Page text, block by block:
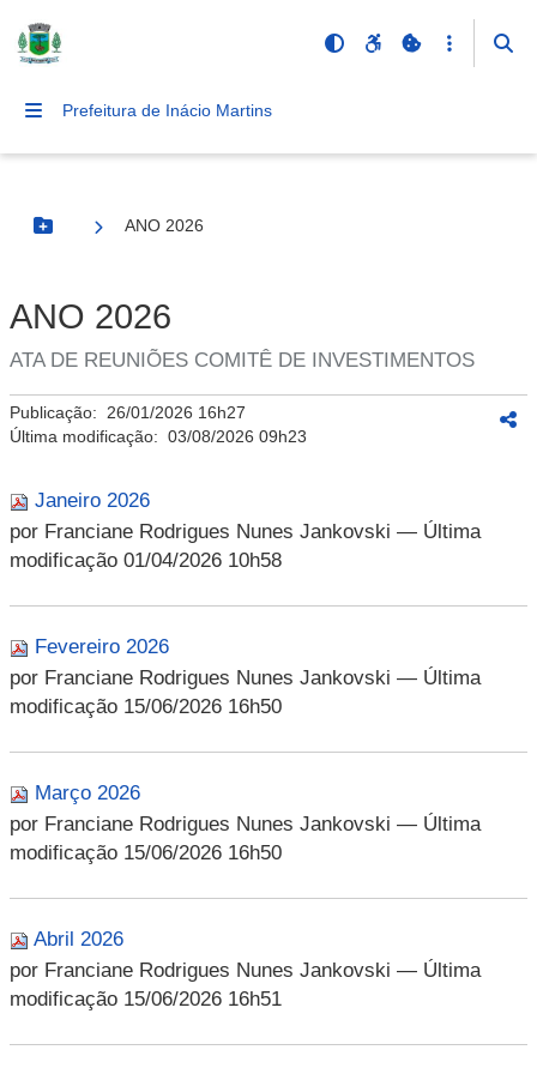
Prefeitura de Inácio Martins
Botão Menu
ANO 2026
ANO 2026
ATA DE REUNIÕES COMITÊ DE INVESTIMENTOS
Publicação: 26/01/2026 16h27
Última modificação: 03/08/2026 09h23
Janeiro 2026
por Franciane Rodrigues Nunes Jankovski — Última
modificação 01/04/2026 10h58
Fevereiro 2026
por Franciane Rodrigues Nunes Jankovski — Última
modificação 15/06/2026 16h50
Março 2026
por Franciane Rodrigues Nunes Jankovski — Última
modificação 15/06/2026 16h50
Abril 2026
por Franciane Rodrigues Nunes Jankovski — Última
modificação 15/06/2026 16h51